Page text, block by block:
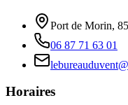
Port de Morin,
06 87 71 63 01
Horaires